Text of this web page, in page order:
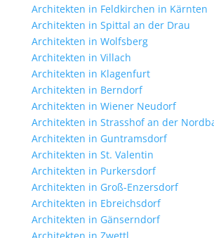
Architekten in Feldkirchen in Kärnten
Architekten in Spittal an der Drau
Architekten in Wolfsberg
Architekten in Villach
Architekten in Klagenfurt
Architekten in Berndorf
Architekten in Wiener Neudorf
Architekten in Strasshof an der
Architekten in Guntramsdorf
Architekten in St. Valentin
Architekten in Purkersdorf
Architekten in Groß-Enzersdorf
Architekten in Ebreichsdorf
Architekten in Gänserndorf